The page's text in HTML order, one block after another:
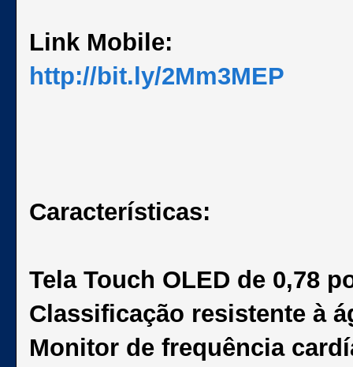
Link Mobile:
http://bit.ly/2Mm3MEP
Características:
Tela Touch OLED de 0,78
Classificação resistente à
Monitor de frequência